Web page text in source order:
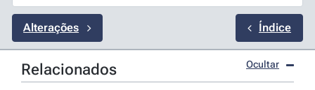
Alterações Índice
Relacionados Ocultar